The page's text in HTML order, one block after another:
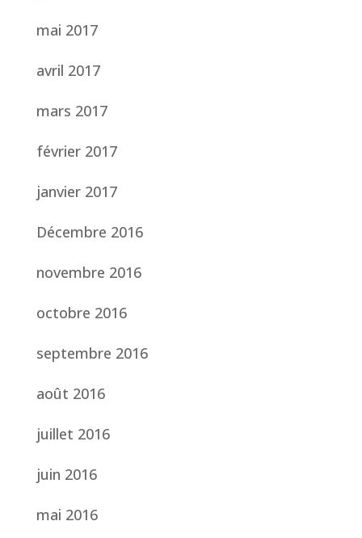
mai 2017
avril 2017
mars 2017
février 2017
janvier 2017
Décembre 2016
novembre 2016
octobre 2016
septembre 2016
août 2016
juillet 2016
juin 2016
mai 2016